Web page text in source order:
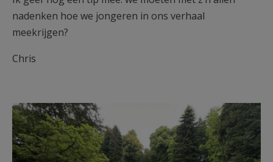
nadenken hoe we jongeren in ons verhaal
meekrijgen?
Chris